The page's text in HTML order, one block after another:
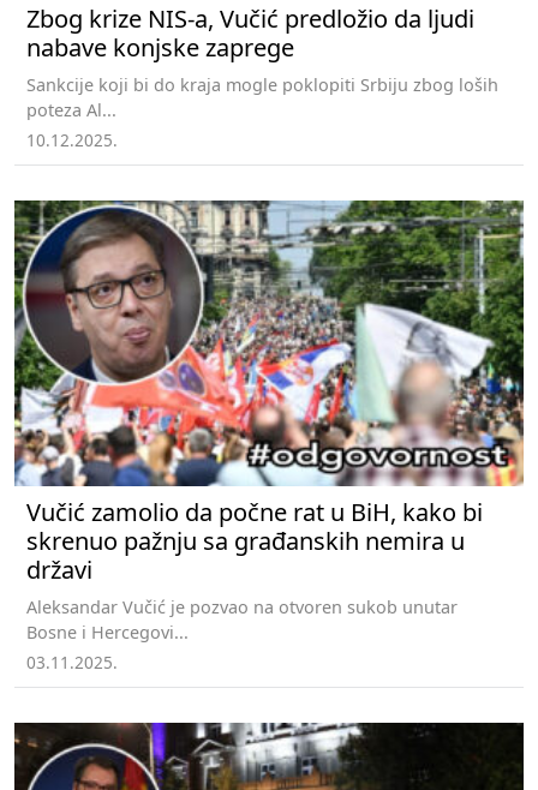
Zbog krize NIS-a, Vučić predložio da ljudi
nabave konjske zaprege
Sankcije koji bi do kraja mogle poklopiti Srbiju zbog loših
poteza Al...
10.12.2025.
Vučić zamolio da počne rat u BiH, kako bi
skrenuo pažnju sa građanskih nemira u
državi
Aleksandar Vučić je pozvao na otvoren sukob unutar
Bosne i Hercegovi...
03.11.2025.